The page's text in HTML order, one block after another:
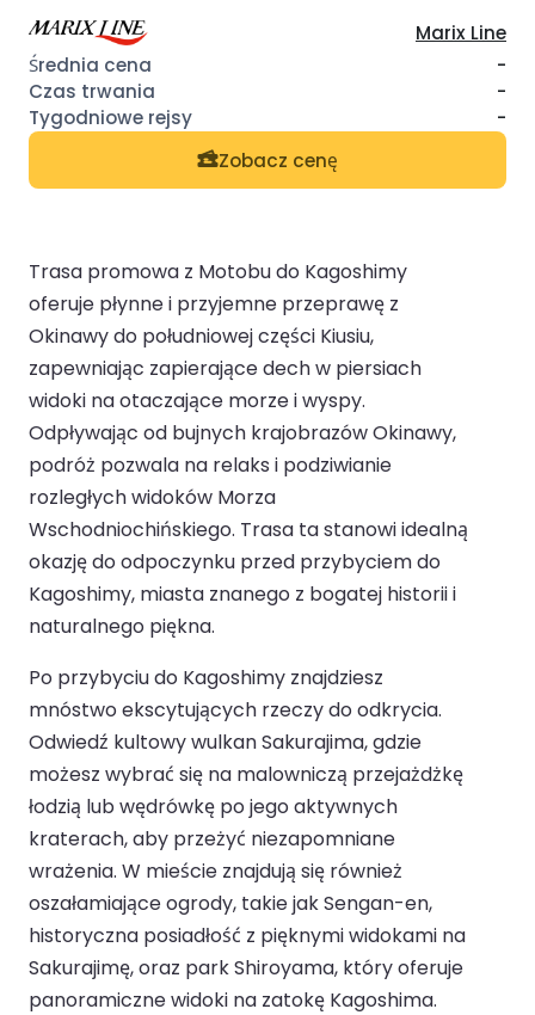
Marix Line
-
-
-
Zobacz cenę
Trasa promowa z Motobu do Kagoshimy
oferuje płynne i przyjemne przeprawę z
Okinawy do południowej części Kiusiu,
zapewniając zapierające dech w piersiach
widoki na otaczające morze i wyspy.
Odpływając od bujnych krajobrazów Okinawy,
podróż pozwala na relaks i podziwianie
rozległych widoków Morza
Wschodniochińskiego. Trasa ta stanowi idealną
okazję do odpoczynku przed przybyciem do
Kagoshimy, miasta znanego z bogatej historii i
naturalnego piękna.
Po przybyciu do Kagoshimy znajdziesz
mnóstwo ekscytujących rzeczy do odkrycia.
Odwiedź kultowy wulkan Sakurajima, gdzie
możesz wybrać się na malowniczą przejażdżkę
łodzią lub wędrówkę po jego aktywnych
kraterach, aby przeżyć niezapomniane
wrażenia. W mieście znajdują się również
oszałamiające ogrody, takie jak Sengan-en,
historyczna posiadłość z pięknymi widokami na
Sakurajimę, oraz park Shiroyama, który oferuje
panoramiczne widoki na zatokę Kagoshima.